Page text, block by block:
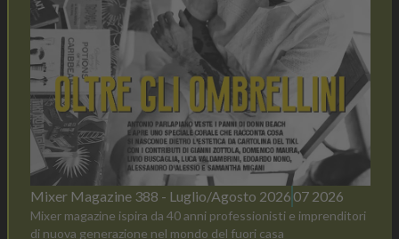
Mixer Magazine 388 - Luglio/Agosto 2026 07 2026
Mixer magazine ispira da 40 anni professionisti e imprenditori
di nuova generazione nel mondo del fuori casa